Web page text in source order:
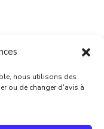
nous utilisons des
ou de changer d'avis à